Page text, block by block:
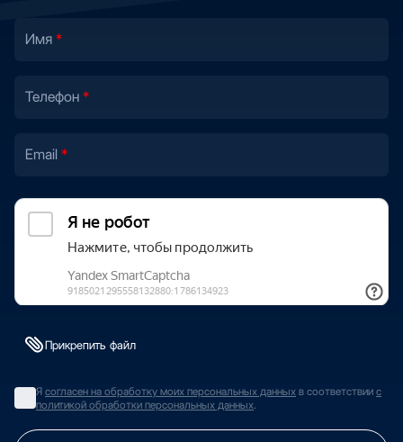
Имя
Телефон
Email
Прикрепить файл
Я согласен на обработку моих персональных данных в соответствии с
политикой обработки персональных данных.